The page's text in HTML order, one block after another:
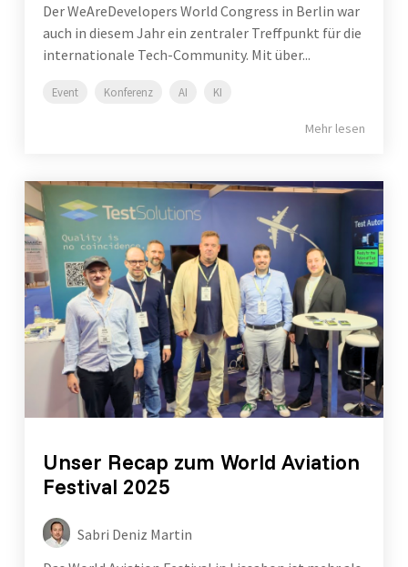
Der WeAreDevelopers World Congress in Berlin war
auch in diesem Jahr ein zentraler Treffpunkt für die
internationale Tech-Community. Mit über...
Event Konferenz AI KI
Mehr lesen
Unser Recap zum World Aviation
Festival 2025
Sabri Deniz Martin